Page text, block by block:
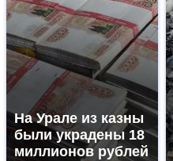
На Урале из казны
были украдены 18
миллионов рублей